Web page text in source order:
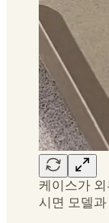
케이스가
시면 모델